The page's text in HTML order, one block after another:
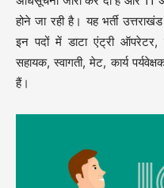
होने जा रही है। यह भर्ती
इन पदों में डाटा एंट्री ऑपरेटर,
सहायक, स्वागती, मेट, कार्य
हैं।